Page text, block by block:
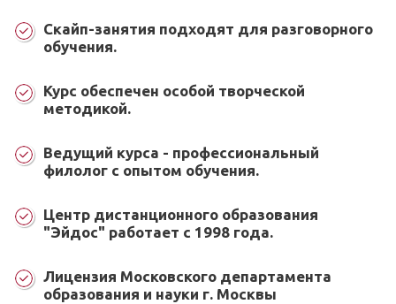
Скайп-занятия подходят для разговорного
обучения.
Курс обеспечен особой творческой
методикой.
Ведущий курса - профессиональный
филолог с опытом обучения.
Центр дистанционного образования
"Эйдос" работает с 1998 года.
Лицензия Московского департамента
образования и науки г. Москвы